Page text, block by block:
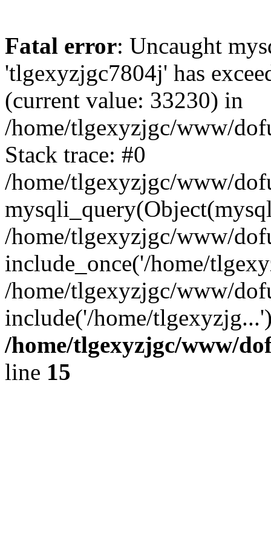
Fatal error: Uncaught
'tlgexyzjgc7804j' has
(current value: 33230) in
/home/tlgexyzjgc/www/
Stack trace: #0
/home/tlgexyzjgc/www/
/home/tlgexyzjgc/www/
include_once('/home/
/home/tlgexyzjgc/www/
include('/home/
/home/tlgexyzjgc/www/
line 15